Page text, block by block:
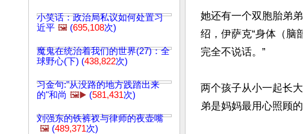
小笑话：政治局私议如何处置习
近平 🖼️ (695,108次)
魔鬼在统治着我们的世界(27)：全
球野心(下) (438,822次)
习金句:"从没路的地方践踏出来
的"和尚 🖼️▶️ (581,431次)
刘强东的铁裤衩与律师的夜壶嘴
🖼️ (489,371次)
她还有一个双胞胎弟
绍，伊萨克“身体（脑
完全不说话。”
两个孩子从小一起长
弟是妈妈最用心照顾的